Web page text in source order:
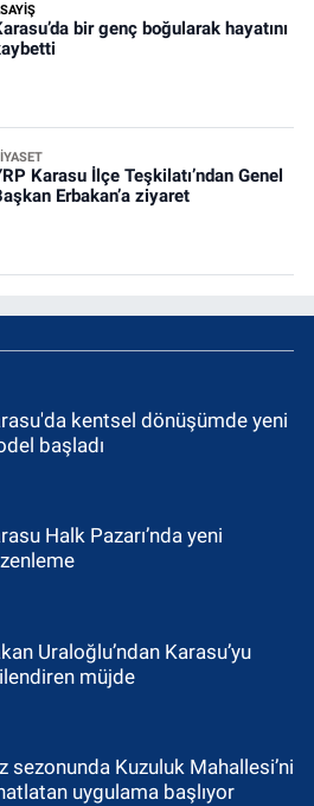
bir genç boğularak hayatını
Karasu İlçe Teşkilatı’ndan Genel
Erbakan’a ziyaret
kentsel dönüşümde yeni
başladı
Halk Pazarı’nda yeni
Uraloğlu’ndan Karasu’yu
müjde
sezonunda Kuzuluk Mahallesi’ni
uygulama başlıyor